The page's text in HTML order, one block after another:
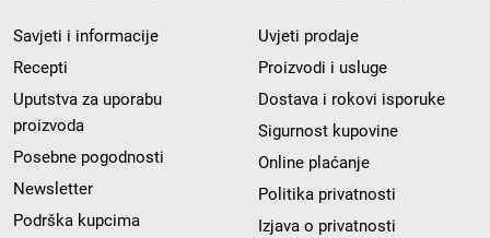
Savjeti i informacije
Recepti
Uputstva za uporabu
proizvoda
Posebne pogodnosti
Newsletter
Podrška kupcima
Uvjeti prodaje
Proizvodi i usluge
Dostava i rokovi isporuke
Sigurnost kupovine
Online plaćanje
Politika privatnosti
Izjava o privatnosti